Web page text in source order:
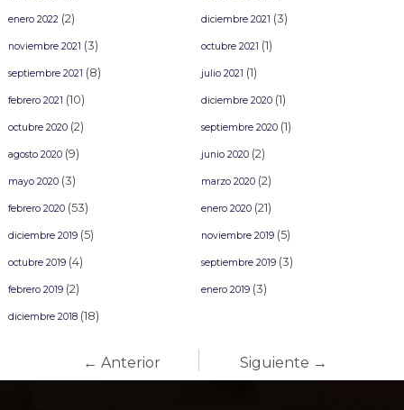
enero 2022(2) diciembre 2021 (3)
noviembre 2021 (3) octubre 2021 (1)
septiembre 2021 (8) julio 2021 (1)
febrero 2021 (10) diciembre 2020(1)
octubre 2020(2) septiembre 2020(1)
agosto 2020(9) junio 2020(2)
mayo 2020(3) marzo 2020(2)
febrero 2020(53) enero 2020(21)
diciembre 2019(5) noviembre 2019(5)
octubre 2019(4) septiembre 2019(3)
febrero 2019(2) enero 2019(3)
diciembre 2018(18)
← Anterior Siguiente →